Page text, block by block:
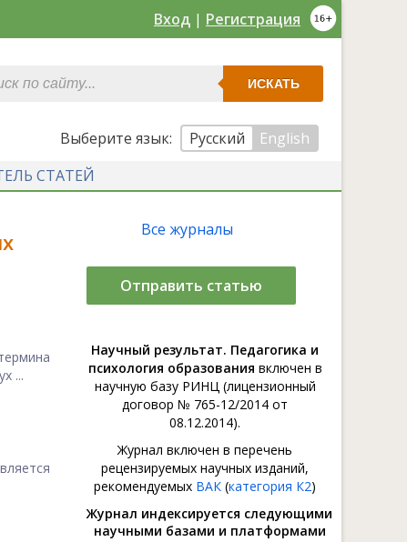
Вход | Регистрация
ИСКАТЬ
Выберите язык: Русский
English
СТАТЕЙ
...
Все журналы
Отправить статью
Научный результат. Педагогика и
психология образования включен в
научную базу РИНЦ (лицензионный
договор № 765-12/2014 от
08.12.2014).
Журнал включен в перечень
рецензируемых научных изданий,
рекомендуемых ВАК (категория К2)
Журнал индексируется следующими
научными базами и платформами